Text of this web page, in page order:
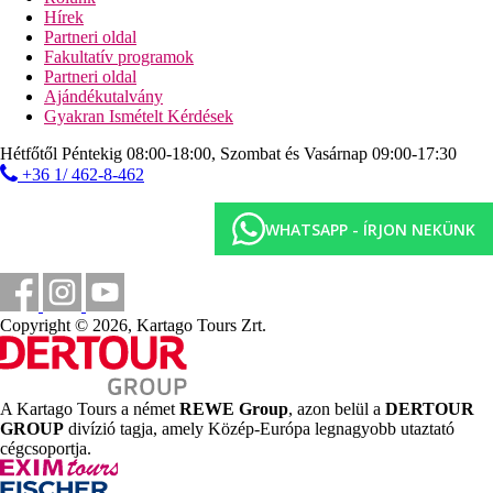
Tengerpart
homokos/kavicsos tengerpart
napágyak, napernyők és törölközők ingyenesen
strandbár
Sport és szórakozás ingyenesen
animációs programok
aerobic
strandröplabda
boccia
darts
minifoci
asztalitenisz
vízilabda
légpuskalövészet
Sport és szórakozás térítés ellenében
spa-központ
masszázs
Hírek
Partneri oldal
Fakultatív programok
Partneri oldal
Ajándékutalvány
Gyakran Ismételt Kérdések
Hétfőtől Péntekig 08:00-18:00, Szombat és Vasárnap 09:00-17:30
+36 1/ 462-8-462
WHATSAPP - ÍRJON NEKÜNK
Copyright © 2026, Kartago Tours Zrt.
A Kartago Tours a német REWE Group, azon belül a DERTOUR
GROUP divízió tagja, amely Közép-Európa legnagyobb utaztató
cégcsoportja.